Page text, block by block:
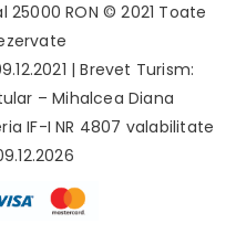
25000 RON © 2021 Toate
| Brevet Turism:
– Mihalcea Diana
IF-I NR 4807 valabilitate